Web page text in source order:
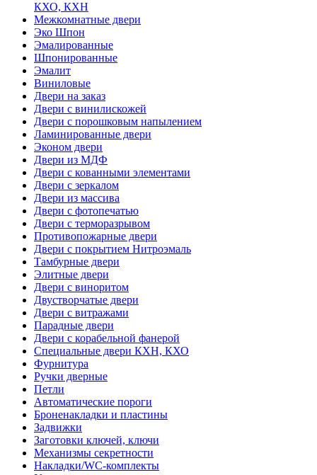
КХО, КХН
Межкомнатные двери
Эко Шпон
Эмалированные
Шпонированные
Эмалит
Виниловые
Двери на заказ
Двери с винилискожей
Двери с порошковым напылением
Ламинированные двери
Эконом двери
Двери из МДФ
Двери с кованными элементами
Двери с зеркалом
Двери из массива
Двери с фотопечатью
Двери с терморазрывом
Противопожарные двери
Двери с покрытием Нитроэмаль
Тамбурные двери
Элитные двери
Двери с виноритом
Двустворчатые двери
Двери с витражами
Парадные двери
Двери с корабельной фанерой
Специальные двери КХН, КХО
Фурнитура
Ручки дверные
Петли
Автоматические пороги
Броненакладки и пластины
Задвижки
Заготовки ключей, ключи
Механизмы секретности
Накладки/WC-комплекты